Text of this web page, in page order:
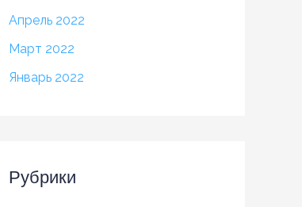
Апрель 2022
Март 2022
Январь 2022
Рубрики